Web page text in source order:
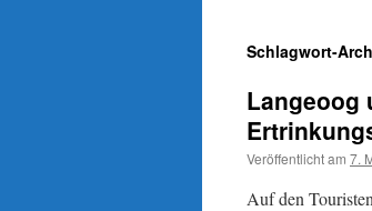
Schlagwort-
Langeoog
Veröffentlicht am 7.
Auf den